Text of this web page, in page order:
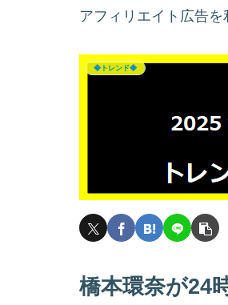
アフィリエイト広告を
◆トレンド◆
橋本環奈が24